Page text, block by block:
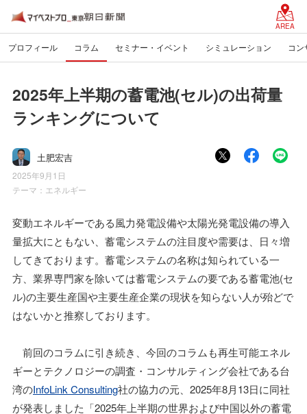
AREA
プロフィール コラム セミナー・イベント シミュレーション コ
2025年上半期の蓄電池(セル)の出荷量
ランキングについて
土肥宏吉
2025年9月1日
テーマ： エネルギー
変動エネルギーである風力発電設備や太陽光発電設備の導入
量拡大にともない、蓄電システムの注目度や需要は、日々増
してきております。蓄電システムの名称は知られている一
方、業界専門家を除いては蓄電システムの要である蓄電池(セ
ル)の主要生産国や主要生産企業の現状を知らない人が殆どで
はないかと推察しております。
前回のコラムに引き続き、今回のコラムも再生可能エネル
ギーとテクノロジーの調査・コンサルティング会社である台
湾のInfoLink Consulting社の協力の元、2025年8月13日に同社
が発表しました「2025年上半期の世界および中国以外の蓄電